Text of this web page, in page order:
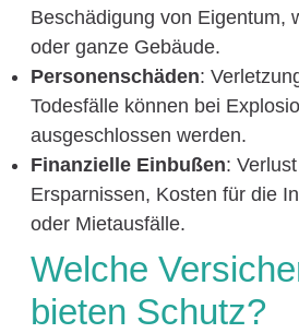
Beschädigung von Eigentum,
oder ganze Gebäude.
Personenschäden:
Todesfälle können bei
ausgeschlossen werden.
Finanzielle Einbußen:
Ersparnissen, Kosten für die
oder Mietausfälle.
Welche
bieten Schutz?